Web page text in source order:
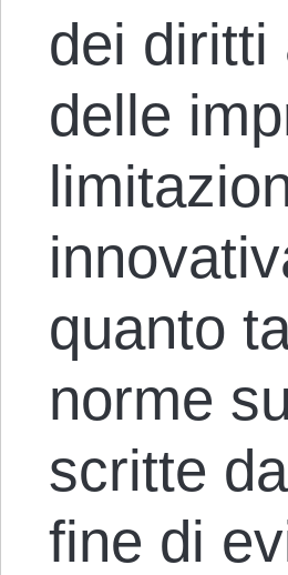
dei diritti
delle
quanto
norme
scritte
fine di